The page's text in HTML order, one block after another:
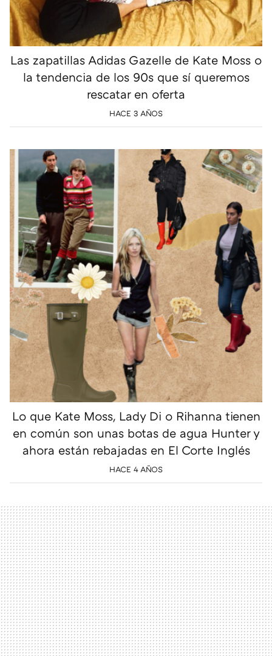
Las zapatillas Adidas Gazelle de Kate Moss o
la tendencia de los 90s que sí queremos
rescatar en oferta
HACE 3 AÑOS
Lo que Kate Moss, Lady Di o Rihanna tienen
en común son unas botas de agua Hunter y
ahora están rebajadas en El Corte Inglés
HACE 4 AÑOS